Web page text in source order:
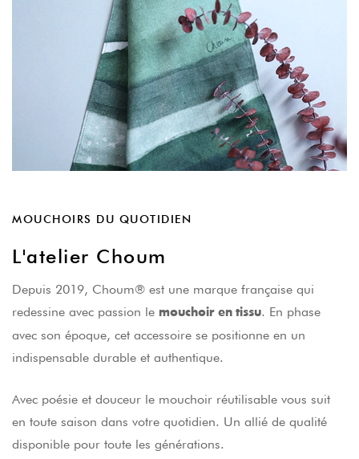
MOUCHOIRS DU QUOTIDIEN
L'atelier Choum
Depuis 2019, Choum® est une marque française qui
redessine avec passion le mouchoir en tissu. En phase
avec son époque, cet accessoire se positionne en un
indispensable durable et authentique.
Avec poésie et douceur le mouchoir réutilisable vous suit
en toute saison dans votre quotidien. Un allié de qualité
disponible pour toute les générations.